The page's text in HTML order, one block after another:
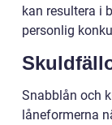
kan resultera i
personlig
Snabblån och
låneformerna